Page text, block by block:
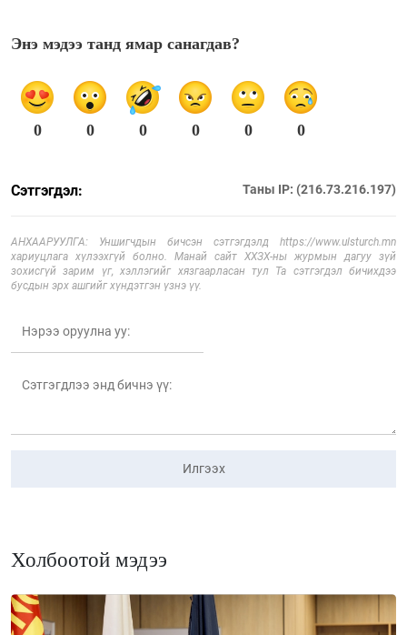
Энэ мэдээ танд ямар санагдав?
0 0 0 0 0 0
Сэтгэгдэл: Таны IP: (216.73.216.197)
АНХААРУУЛГА: Уншигчдын бичсэн сэтгэгдэлд https://www.ulsturch.mn
хариуцлага хүлээхгүй болно. Манай сайт ХХЗХ-ны журмын дагуу зүй
зохисгүй зарим үг, хэллэгийг хязгаарласан тул Та сэтгэгдэл бичихдээ
бусдын эрх ашгийг хүндэтгэн үзнэ үү.
Илгээх
Холбоотой мэдээ